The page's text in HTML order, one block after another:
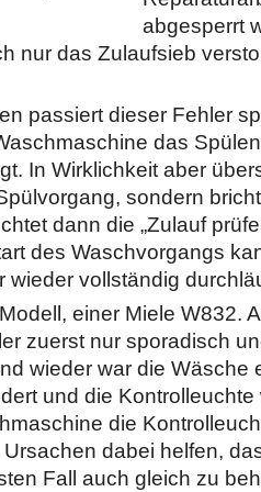
abgesperrt
nur das Zulaufsieb
passiert dieser Fehler
das
In Wirklichkeit aber
sondern
dann die „Zulauf
des Waschvorgangs
wieder vollständig
einer Miele W832.
zuerst nur sporadisch
wieder war die Wäsche
und die Kontrolleuchte
die
dabei helfen,
Fall auch gleich zu